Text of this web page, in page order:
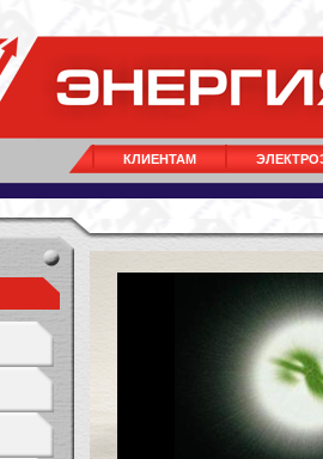
КЛИЕНТАМ